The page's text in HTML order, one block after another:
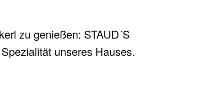
zu genießen: STAUD´S
unseres Hauses.